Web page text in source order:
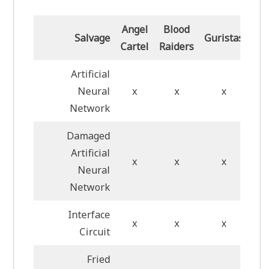
Salvage
Angel
Cartel
Blood
Raiders
Guristas
Artificial
Neural
Network
x x x
Damaged
Artificial
Neural
Network
x x x
Interface
Circuit
x x x
Fried